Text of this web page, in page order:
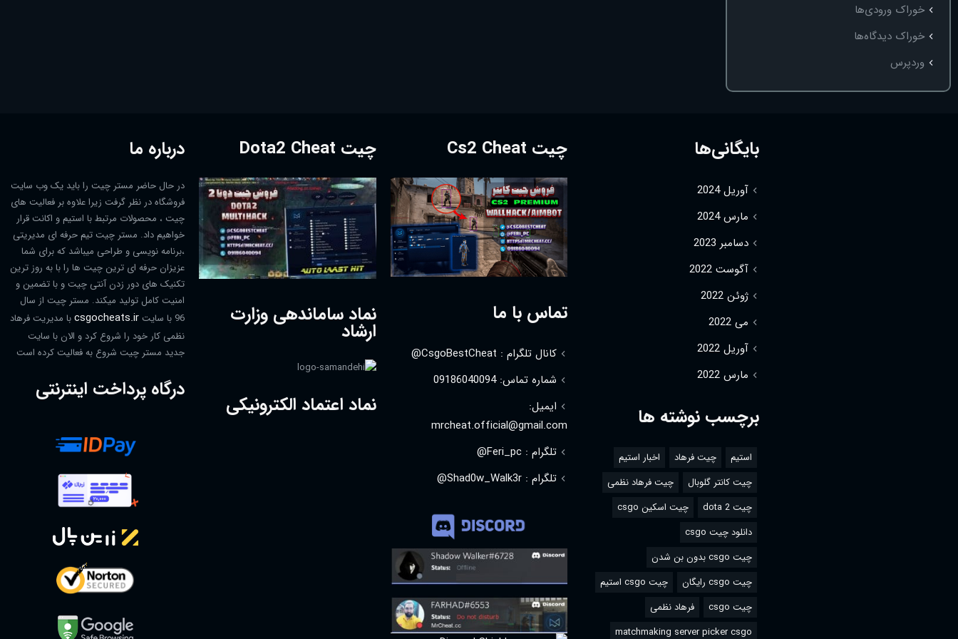
خوراک ورودی‌ها
خوراک دیدگاه‌ها
وردپرس
بایگانی‌ها
آوریل 2024
مارس 2024
دسامبر 2023
آگوست 2022
ژوئن 2022
می 2022
آوریل 2022
مارس 2022
برچسب نوشته ها
استیم چیت فرهاد
اخبار استیم
چیت کانتر گلوبال
چیت فرهاد نظمی
چیت dota 2
چیت اسکین csgo
دانلود چیت csgo
چیت csgo بدون بن شدن
چیت csgo رایگان
چیت csgo استیم
چیت csgo
فرهاد نظمی
matchmaking server picker csgo
چیت Cs2 Cheat
تماس با ما
کانال تلگرام : CsgoBestCheat@
شماره تماس: 09186040094
ایمیل:
mrcheat.official@gmail.com
تلگرام : Feri_pc@
تلگرام : Shad0w_Walk3r@
چیت Dota2 Cheat
نماد ساماندهی وزارت
ارشاد
نماد اعتماد الکترونیکی
درباره ما
در حال حاضر مستر چیت را باید یک وب سایت
فروشگاه در نظر گرفت زیرا علاوه بر فعالیت های
چیت ، محصولات مرتبط با استیم و اکانت قرار
خواهیم داد. مستر چیت تیم حرفه ای مدیریتی
،برنامه نویسی و طراحی میباشد که برای شما
عزیزان حرفه ای ترین چیت ها را با به روز ترین
تکنیک های دور زدن آنتی چیت و با تضمین و
امنیت کامل تولید میکند. مستر چیت از سال
96 با سایت
csgocheats.irبا مدیریت فرهاد
نظمی کار خود را شروع کرد و الان با سایت
جدید مستر چیت شروع به فعالیت کرده است
درگاه پرداخت اینترنتی